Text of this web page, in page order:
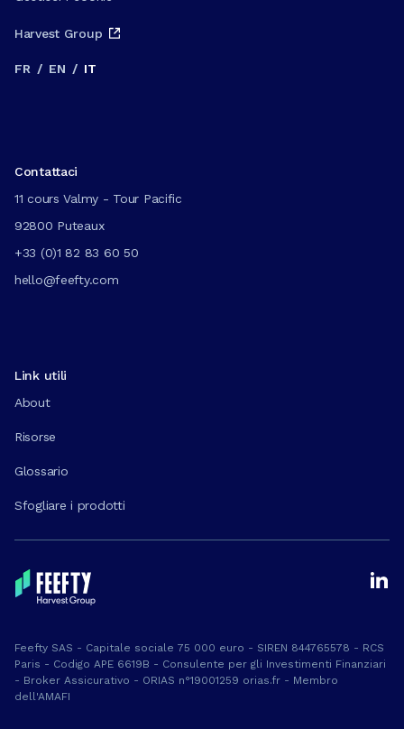
Harvest Group
FR / EN / IT
Contattaci
11 cours Valmy - Tour Pacific
92800 Puteaux
+33 (0)1 82 83 60 50
hello@feefty.com
Link utili
About
Risorse
Glossario
Sfogliare i prodotti
Feefty SAS - Capitale sociale 75 000 euro - SIREN 844765578 - RCS
Paris - Codigo APE 6619B - Consulente per gli Investimenti Finanziari
- Broker Assicurativo - ORIAS n°19001259 orias.fr - Membro
dell'AMAFI